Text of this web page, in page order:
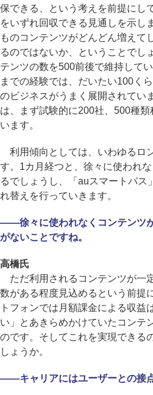
保できる、という考えを前提にし
をいずれ回収できる見通しを示し
ものコンテンツがどんどん増えて
るのではないか、ということでし
テンツの数を500前後で維持して
までの経験では、だいたい100く
のビジネスがうまく展開されてい
は、まず試験的に200社、500種
います。
利用傾向としては、いわゆるロ
す。1カ月経つと、徐々に使われ
るでしょうし、「auスマートパス
れ替えを行っていきます。
――徐々に使われなくコンテンツ
がないことですね。
高橋氏
ただ利用されるコンテンツが一
数がある程度見込めるという前提
トフォンでは月額課金による収益
い」とあきらめかけていたコンテ
のです。そしてこれを実現できる
しょうか。
――キャリアにはユーザーとの接